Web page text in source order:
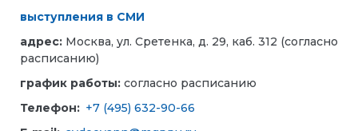
выступления в СМИ
адрес: Москва, ул. Сретенка, д. 29, каб. 312 (согласно
расписанию)
график работы: согласно расписанию
Телефон: +7 (495) 632-90-66